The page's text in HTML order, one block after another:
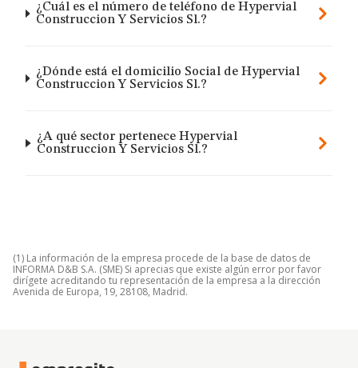
¿Cuál es el número de teléfono de Hypervial
Construccion Y Servicios Sl.?
¿Dónde está el domicilio Social de Hypervial
Construccion Y Servicios Sl.?
¿A qué sector pertenece Hypervial
Construccion Y Servicios Sl.?
(1) La información de la empresa procede de la base de datos de
INFORMA D&B S.A. (SME) Si aprecias que existe algún error por favor
dirígete acreditando tu representación de la empresa a la dirección
Avenida de Europa, 19, 28108, Madrid.